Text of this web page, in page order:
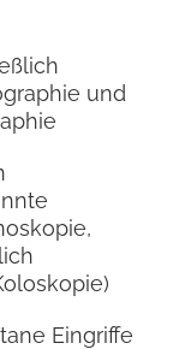
und
Eingriffe